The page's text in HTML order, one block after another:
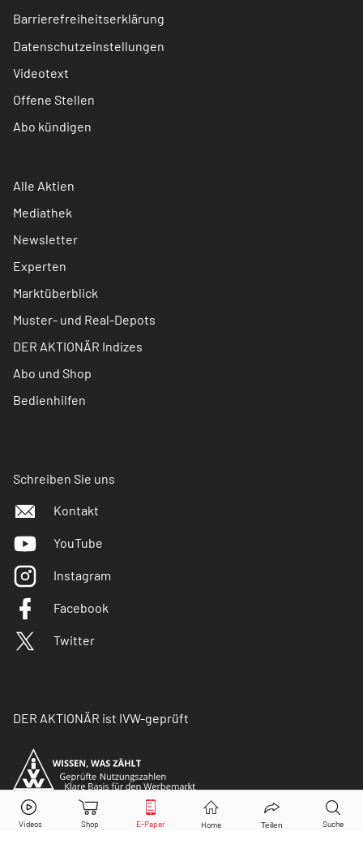
Barrierefreiheitserklärung
Datenschutzeinstellungen
Videotext
Offene Stellen
Abo kündigen
Alle Aktien
Mediathek
Newsletter
Experten
Marktüberblick
Muster- und Real-Depots
DER AKTIONÄR Indizes
Abo und Shop
Bedienhilfen
Schreiben Sie uns
Kontakt
YouTube
Instagram
Facebook
Twitter
DER AKTIONÄR ist IVW-geprüft